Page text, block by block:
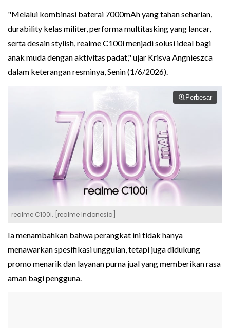
"Melalui kombinasi baterai 7000mAh yang tahan seharian,
durability kelas militer, performa multitasking yang lancar,
serta desain stylish, realme C100i menjadi solusi ideal bagi
anak muda dengan aktivitas padat," ujar Krisva Angnieszca
dalam keterangan resminya, Senin (1/6/2026).
Perbesar
realme C100i. [realme Indonesia]
Ia menambahkan bahwa perangkat ini tidak hanya
menawarkan spesifikasi unggulan, tetapi juga didukung
promo menarik dan layanan purna jual yang memberikan rasa
aman bagi pengguna.